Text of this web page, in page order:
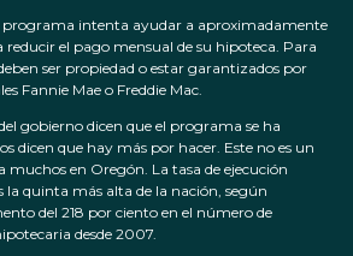
programa intenta ayudar a aproximadamente
reducir el pago mensual de su hipoteca. Para
ser propiedad o estar garantizados por
Fannie Mae o Freddie Mac.
gobierno dicen que el programa se ha
dicen que hay más por hacer. Este no es un
muchos en Oregón. La tasa de ejecución
la quinta más alta de la nación, según
del 218 por ciento en el número de
desde 2007.